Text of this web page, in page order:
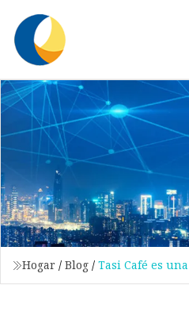
Hogar / Blog / Tasi Café es